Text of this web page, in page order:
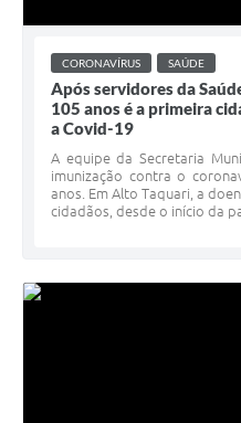
CORONAVÍRUS SAÚDE
Após servidores da
105 anos é a primeira
a Covid-19
A equipe da Secretaria
imunização contra o
anos. Em Alto Taquari, a
cidadãos, desde o início da